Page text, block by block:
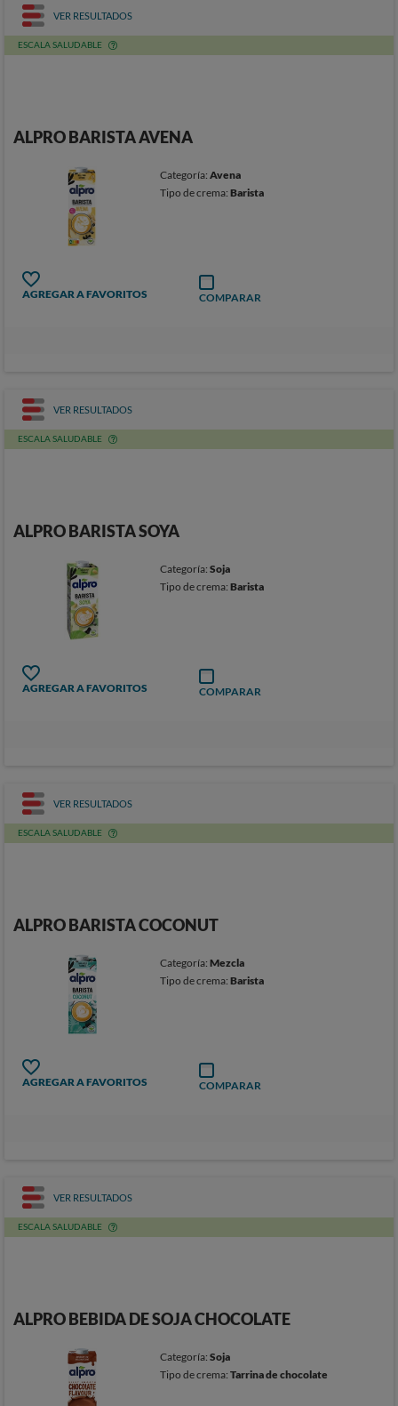
VER RESULTADOS
ESCALA SALUDABLE
ALPRO BARISTA AVENA
Categoría:Avena
Tipo de crema:Barista
AGREGAR A FAVORITOS COMPARAR
VER RESULTADOS
ESCALA SALUDABLE
ALPRO BARISTA SOYA
Categoría:Soja
Tipo de crema:Barista
AGREGAR A FAVORITOS COMPARAR
VER RESULTADOS
ESCALA SALUDABLE
ALPRO BARISTA COCONUT
Categoría:Mezcla
Tipo de crema:Barista
AGREGAR A FAVORITOS COMPARAR
VER RESULTADOS
ESCALA SALUDABLE
ALPRO BEBIDA DE SOJA CHOCOLATE
Categoría:Soja
Tipo de crema:Tarrina de chocolate